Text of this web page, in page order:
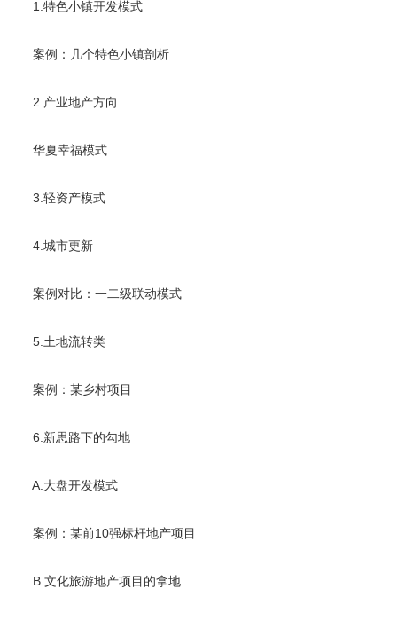
1.特色小镇开发模式
案例：几个特色小镇剖析
2.产业地产方向
华夏幸福模式
3.轻资产模式
4.城市更新
案例对比：一二级联动模式
5.土地流转类
案例：某乡村项目
6.新思路下的勾地
A.大盘开发模式
案例：某前10强标杆地产项目
B.文化旅游地产项目的拿地